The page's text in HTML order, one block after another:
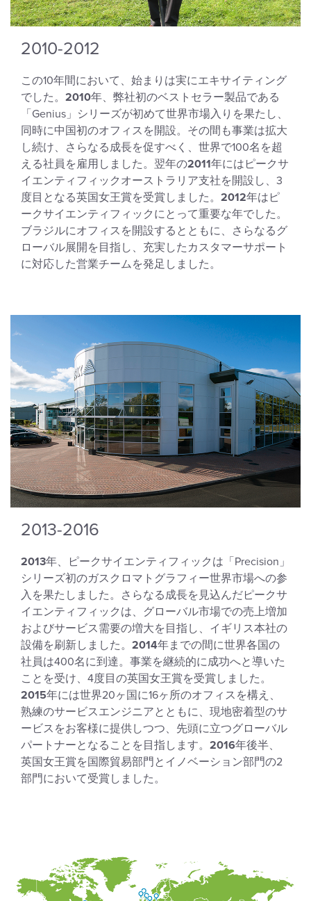
2010-2012
この10年間において、始まりは実にエキサイティング
でした。 2010年、弊社初のベストセラー製品である
「Genius」シリーズが初めて世界市場入りを果たし、
同時に中国初のオフィスを開設。その間も事業は拡大
し続け、さらなる成長を促すべく、世界で100名を超
える社員を雇用しました。翌年の2011年にはピークサ
イエンティフィックオーストラリア支社を開設し、3
度目となる英国女王賞を受賞しました。 2012年はピ
ークサイエンティフィックにとって重要な年でした。
ブラジルにオフィスを開設するとともに、さらなるグ
ローバル展開を目指し、充実したカスタマーサポート
に対応した営業チームを発足しました。
2013-2016
2013年、ピークサイエンティフィックは「Precision」
シリーズ初のガスクロマトグラフィー世界市場への参
入を果たしました。さらなる成長を見込んだピークサ
イエンティフィックは、グローバル市場での売上増加
およびサービス需要の増大を目指し、イギリス本社の
設備を刷新しました。 2014年までの間に世界各国の
社員は400名に到達。事業を継続的に成功へと導いた
ことを受け、4度目の英国女王賞を受賞しました。
2015年には世界20ヶ国に16ヶ所のオフィスを構え、
熟練のサービスエンジニアとともに、現地密着型のサ
ービスをお客様に提供しつつ、先頭に立つグローバル
パートナーとなることを目指します。 2016年後半、
英国女王賞を国際貿易部門とイノベーション部門の2
部門において受賞しました。